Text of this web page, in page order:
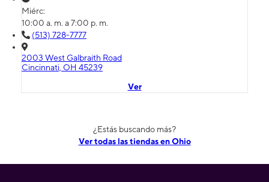
Miérc:
10:00 a. m. a 7:00 p. m.
(513) 728-7777
2003 West Galbraith Road
Cincinnati, OH 45239
Ver
¿Estás buscando más?
Ver todas las tiendas en Ohio